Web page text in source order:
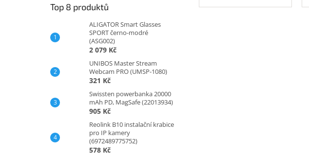
Top 8 produktů
ALIGATOR Smart Glasses
SPORT černo-modré
(ASG002)
2 079 Kč
UNIBOS Master Stream
Webcam PRO (UMSP-1080)
321 Kč
Swissten powerbanka 20000
mAh PD, MagSafe (22013934)
905 Kč
Reolink B10 instalační krabice
pro IP kamery
(6972489775752)
578 Kč